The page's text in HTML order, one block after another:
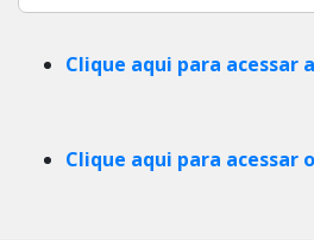
Clique aqui para acessar
Clique aqui para acessar